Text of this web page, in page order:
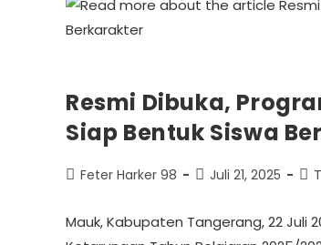
Resmi Dibuka,
Siap Bentuk Siswa
Feter Harker 98 Juli 21, 2025
Mauk, Kabupaten Tangerang, 22